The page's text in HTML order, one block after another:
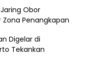
Obor
Penangkapan
Digelar di
Tekankan